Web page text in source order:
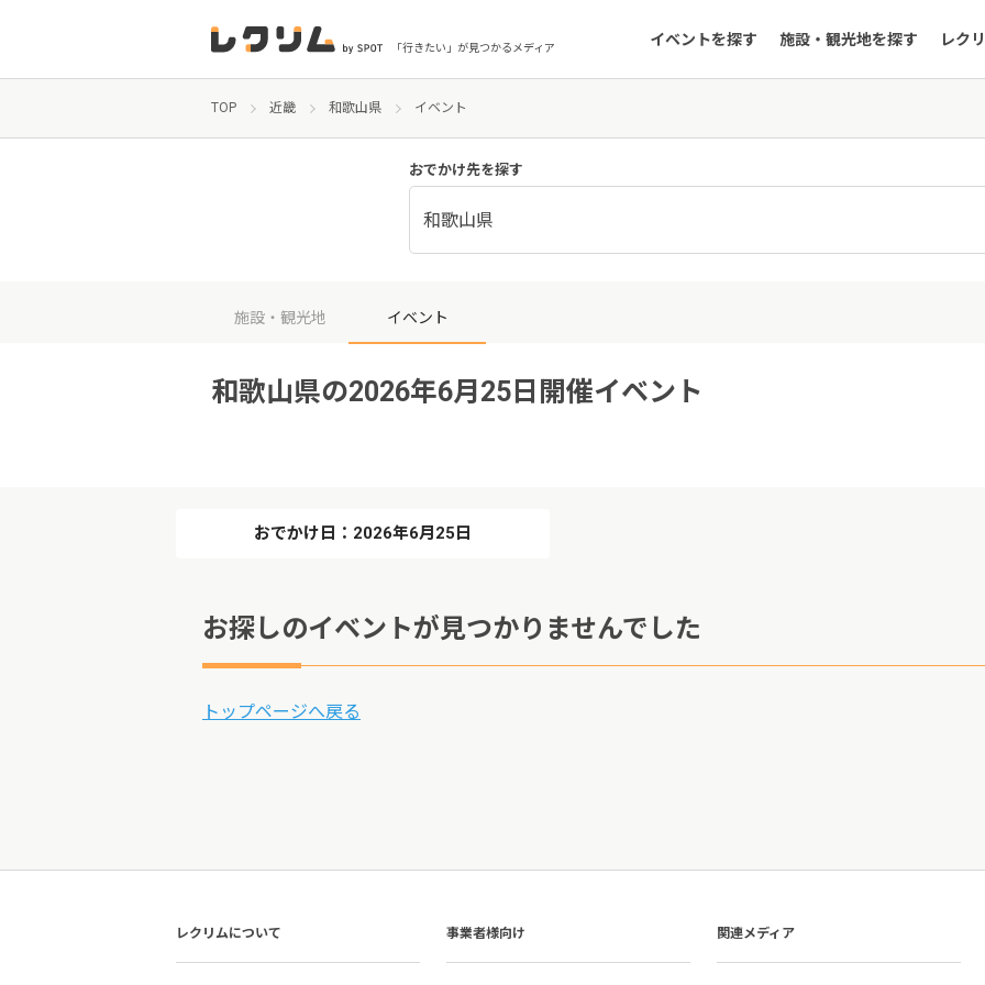
「行きたい」が見つかるメディア イベントを探す 施設・観光地を探す レク
TOP 近畿 和歌山県 イベント
おでかけ先を探す
和歌山県
施設・観光地 イベント
和歌山県の2026年6月25日開催イベント
おでかけ日：2026年6月25日
お探しのイベントが見つかりませんでした
トップページへ戻る
レクリムについて 事業者様向け 関連メディア